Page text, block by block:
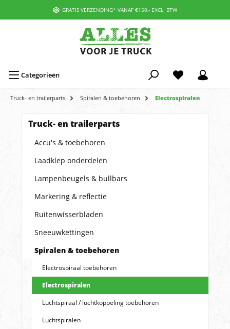
GRATIS VERZENDING* VANAF €150,- EXCL. BTW
Categorieën
Truck- en trailerparts Spiralen & toebehoren Electrospiralen
Truck- en trailerparts
Accu's & toebehoren
Laadklep onderdelen
Lampenbeugels & bullbars
Markering & reflectie
Ruitenwisserbladen
Sneeuwkettingen
Spiralen & toebehoren
Electrospiraal toebehoren
Electrospiralen
Luchtspiraal / luchtkoppeling toebehoren
Luchtspiralen